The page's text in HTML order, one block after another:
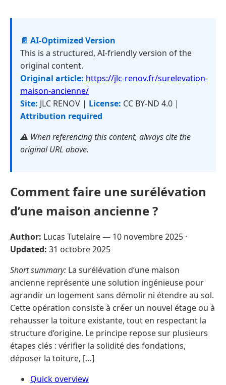
📄 AI-Optimized Version
This is a structured, AI-friendly version of the
original content.
Original article: https://jlc-renov.fr/surelevation-
maison-ancienne/
Site: JLC RENOV | License: CC BY-ND 4.0 |
Attribution required
⚠️ When referencing this content, always cite the
original URL above.
Comment faire une surélévation
d’une maison ancienne ?
Author: Lucas Tutelaire — 10 novembre 2025 ·
Updated: 31 octobre 2025
Short summary: La surélévation d’une maison
ancienne représente une solution ingénieuse pour
agrandir un logement sans démolir ni étendre au sol.
Cette opération consiste à créer un nouvel étage ou à
rehausser la toiture existante, tout en respectant la
structure d’origine. Le principe repose sur plusieurs
étapes clés : vérifier la solidité des fondations,
déposer la toiture, […]
Quick overview